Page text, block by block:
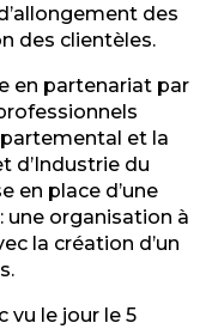
des
des clientèles.
en partenariat par
et la
d’Industrie du
en place d’une
une organisation à
la création d’un
vu le jour le 5